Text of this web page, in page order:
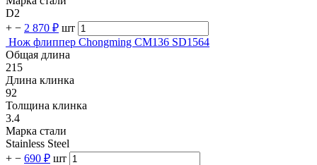
D2
+ − 2 870 ₽ шт
Нож флиппер Chongming CM136 SD1564
Общая длина
215
Длина клинка
92
Толщина клинка
3.4
Марка стали
Stainless Steel
+ − 690 ₽ шт